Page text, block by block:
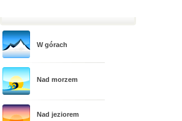
W górach
Nad morzem
Nad jeziorem